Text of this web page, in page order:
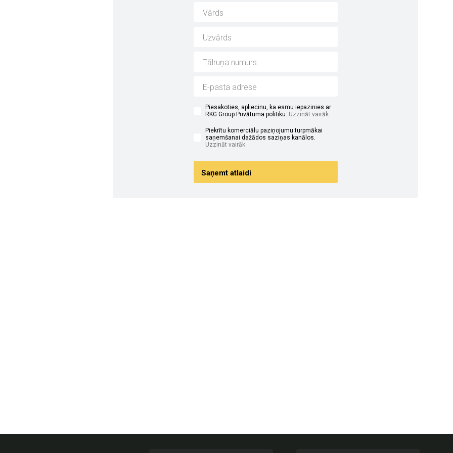
Piesakoties, apliecinu, ka esmu iepazinies ar
RKG Group Privātuma politiku. Uzzināt vairāk
Piekrītu komerciālu paziņojumu turpmākai
saņemšanai dažādos saziņas kanālos.
Uzzināt vairāk
Saņemt atlaidi